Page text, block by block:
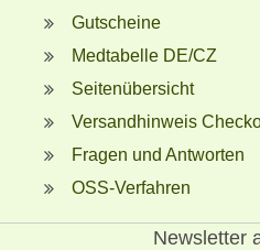
Gutscheine
Medtabelle DE/CZ
Seitenübersicht
Versandhinweis
Fragen und Antworten
OSS-Verfahren
Newsletter